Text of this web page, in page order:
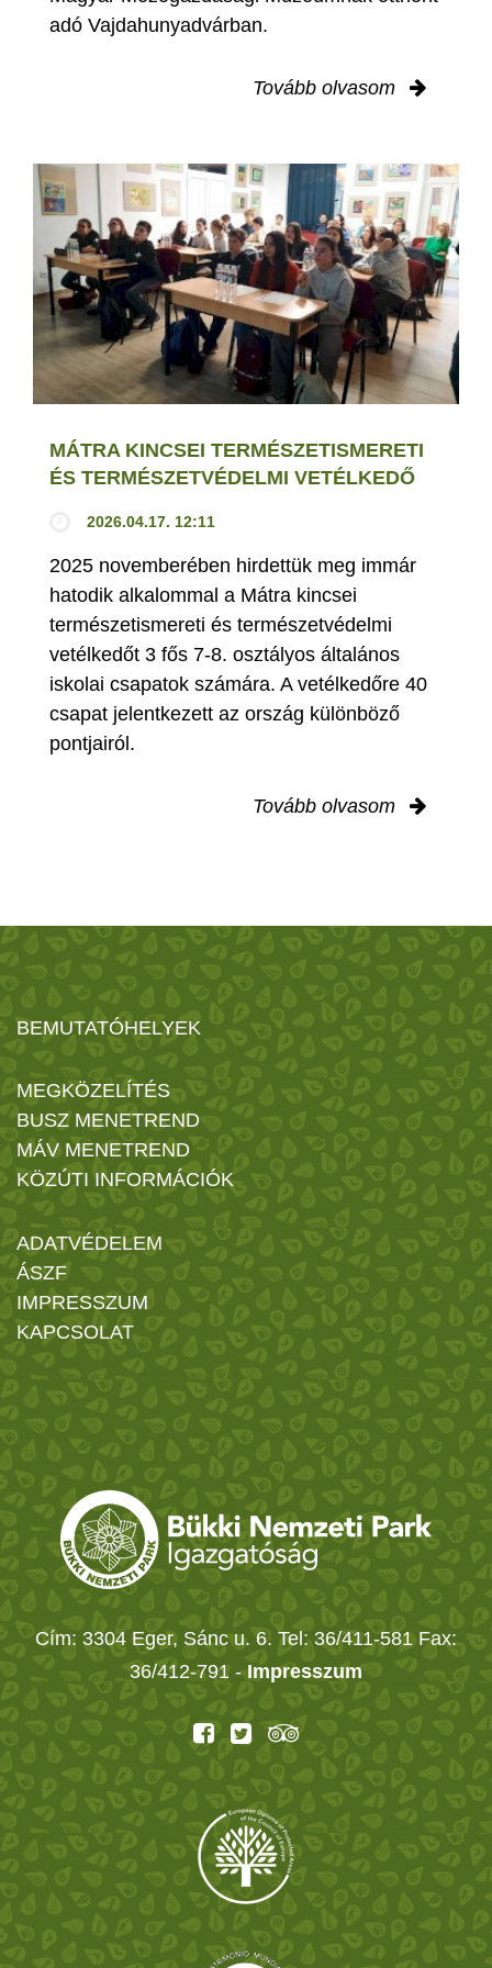
adó Vajdahunyadvárban.
Tovább olvasom
MÁTRA KINCSEI TERMÉSZETISMERETI
ÉS TERMÉSZETVÉDELMI VETÉLKEDŐ
2026.04.17. 12:11
2025 novemberében hirdettük meg immár
hatodik alkalommal a Mátra kincsei
természetismereti és természetvédelmi
vetélkedőt 3 fős 7-8. osztályos általános
iskolai csapatok számára. A vetélkedőre 40
csapat jelentkezett az ország különböző
pontjairól.
Tovább olvasom
BEMUTATÓHELYEK
MEGKÖZELÍTÉS
BUSZ MENETREND
MÁV MENETREND
KÖZÚTI INFORMÁCIÓK
ADATVÉDELEM
ÁSZF
IMPRESSZUM
KAPCSOLAT
Cím: 3304 Eger, Sánc u. 6. Tel: 36/411-581 Fax:
36/412-791 - Impresszum